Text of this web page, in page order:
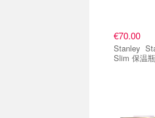
€70.00
Stanley Stanley 1913 All Day
Slim 保温